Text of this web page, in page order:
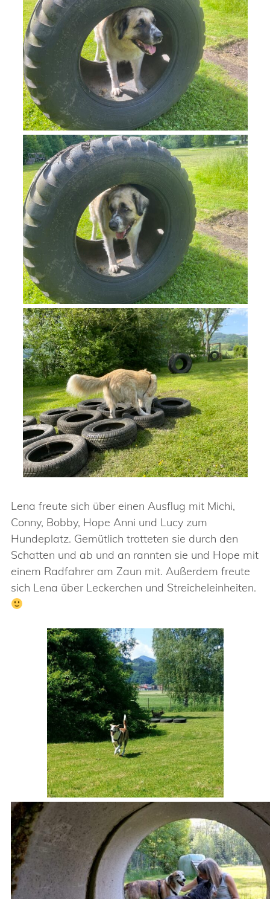
Lena freute sich über einen Ausflug mit Michi,
Conny, Bobby, Hope Anni und Lucy zum
Hundeplatz. Gemütlich trotteten sie durch den
Schatten und ab und an rannten sie und Hope mit
einem Radfahrer am Zaun mit. Außerdem freute
sich Lena über Leckerchen und Streicheleinheiten.